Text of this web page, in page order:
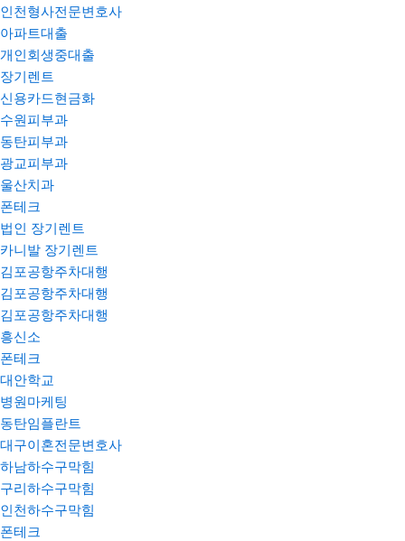
인천형사전문변호사
아파트대출
개인회생중대출
장기렌트
신용카드현금화
수원피부과
동탄피부과
광교피부과
울산치과
폰테크
법인 장기렌트
카니발 장기렌트
김포공항주차대행
김포공항주차대행
김포공항주차대행
흥신소
폰테크
대안학교
병원마케팅
동탄임플란트
대구이혼전문변호사
하남하수구막힘
구리하수구막힘
인천하수구막힘
폰테크